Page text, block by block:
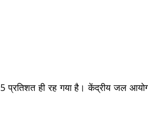
ही रह गया है। केंद्रीय जल